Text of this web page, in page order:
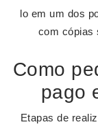
lo em um dos
com cópias
Como
pago
Etapas de